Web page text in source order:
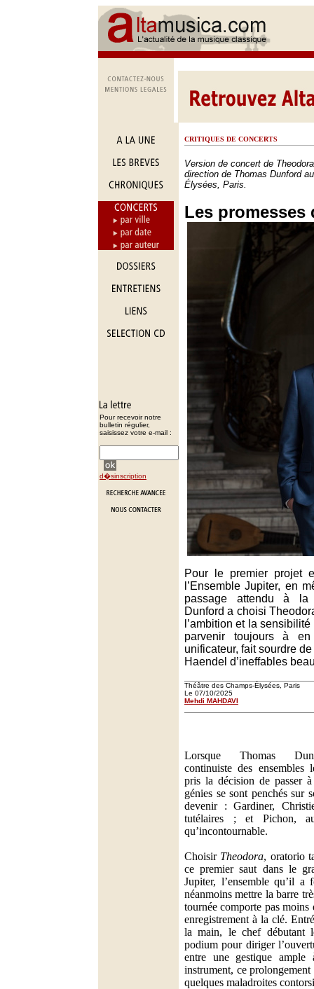
Pour recevoir notre
bulletin régulier,
saisissez votre e-mail :
d�sinscription
CRITIQUES DE CONCERTS
Version de concert de
direction de Thomas Dunford
Élysées, Paris.
Les promesses
Pour le premier projet
l’Ensemble Jupiter, en
passage attendu à la
Dunford a choisi
l’ambition et la
parvenir toujours à
unificateur, fait sourdre
Haendel d’ineffables
Théâtre des Champs-Élysées, Paris
Le 07/10/2025
Mehdi MAHDAVI
Lorsque Thomas
continuiste des ensembles
pris la décision de passer
génies se sont penchés sur
devenir : Gardiner,
tutélaires ; et Pichon,
qu’incontournable.
Choisir Theodora, oratorio
ce premier saut dans le
Jupiter, l’ensemble qu’il a
néanmoins mettre la barre
tournée comporte pas moins
enregistrement à la clé.
la main, le chef débutant
podium pour diriger
entre une gestique
instrument, ce
quelques maladroites